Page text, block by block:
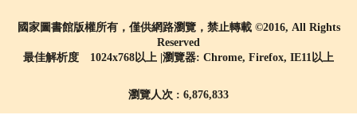
國家圖書館版權所有，僅供網路瀏覽，禁止轉載 ©2016, All Rights
Reserved
最佳解析度 1024x768以上 |瀏覽器: Chrome, Firefox, IE11以上
瀏覽人次 : 6,876,833